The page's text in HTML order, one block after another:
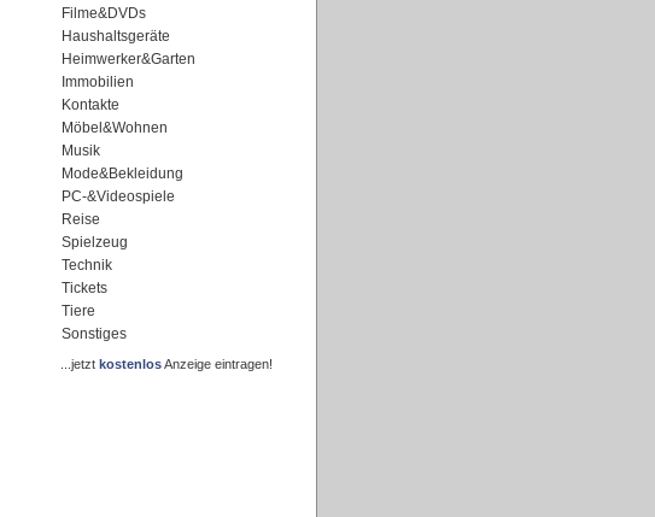
Filme&DVDs
Haushaltsgeräte
Heimwerker&Garten
Immobilien
Kontakte
Möbel&Wohnen
Musik
Mode&Bekleidung
PC-&Videospiele
Reise
Spielzeug
Technik
Tickets
Tiere
Sonstiges
...jetzt kostenlosAnzeige eintragen!